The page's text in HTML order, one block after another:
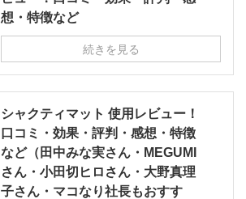
想・特徴など
続きを見る
シャクティマット 使用レビュー！
口コミ・効果・評判・感想・特徴
など（田中みな実さん・MEGUMI
さん・小田切ヒロさん・大野真理
子さん・マコなり社長もおすす